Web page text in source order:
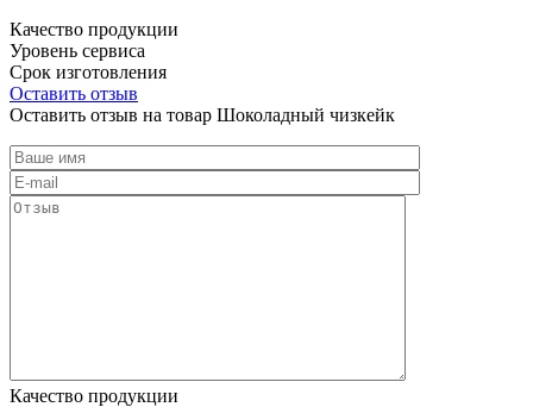
Качество продукции
Уровень сервиса
Срок изготовления
Оставить отзыв
Оставить отзыв на товар Шоколадный чизкейк
Качество продукции